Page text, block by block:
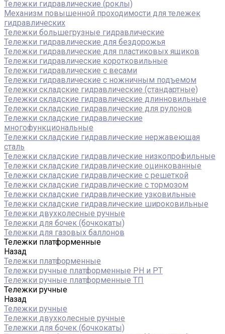
Тележки гидравлические (роклы)
Механизм повышенной проходимости для тележек
гидравлических
Тележки большегрузные гидравлические
Тележки гидравлические для бездорожья
Тележки гидравлические для пластиковых ящиков
Тележки гидравлические коротковильные
Тележки гидравлические с весами
Тележки гидравлические с ножничным подъемом
Тележки складские гидравлические (стандартные)
Тележки складские гидравлические длинновильные
Тележки складские гидравлические для рулонов
Тележки складские гидравлические
многофункциональные
Тележки складские гидравлические нержавеющая
сталь
Тележки складские гидравлические низкопрофильные
Тележки складские гидравлические оцинкованные
Тележки складские гидравлические с решеткой
Тележки складские гидравлические с тормозом
Тележки складские гидравлические узковильные
Тележки складские гидравлические широковильные
Тележки двухколесные ручные
Тележки для бочек (бочкокаты)
Тележки для газовых баллонов
Тележки платформенные
Назад
Тележки платформенные
Тележки ручные платформенные PH и PT
Тележки ручные платформенные ТП
Тележки ручные
Назад
Тележки ручные
Тележки двухколесные ручные
Тележки для бочек (бочкокаты)